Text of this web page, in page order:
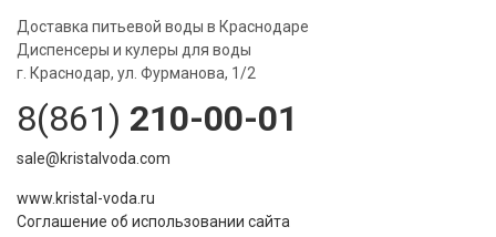
Доставка питьевой воды в Краснодаре
Диспенсеры и кулеры для воды
г. Краснодар, ул. Фурманова, 1/2
8(861) 210-00-01
sale@kristalvoda.com
www.kristal-voda.ru
Соглашение об использовании сайта